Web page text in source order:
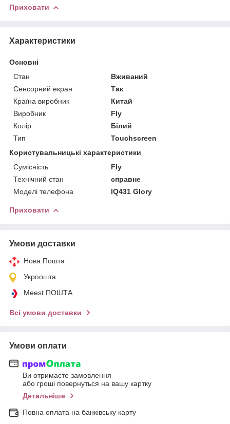
Приховати
Характеристики
Основні
Стан
Вживаний
Сенсорний екран
Так
Країна виробник
Китай
Виробник
Fly
Колір
Білий
Тип
Touchscreen
Користувальницькі характеристики
Сумісність
Fly
Технічний стан
справне
Моделі телефона
IQ431 Glory
Приховати
Умови доставки
Нова Пошта
Укрпошта
Meest ПОШТА
Всі умови доставки
Умови оплати
Ви отримаєте замовлення
або гроші повернуться на вашу картку
Детальніше
Повна оплата на банківську карту